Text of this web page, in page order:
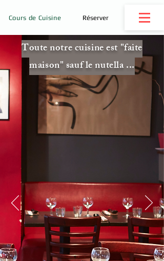
Réserver
Cours de Cuisine
Toute notre cuisine est "faite
maison" sauf le nutella ...